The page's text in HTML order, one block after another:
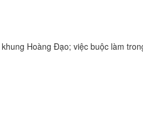
Hoàng Đạo; việc buộc làm